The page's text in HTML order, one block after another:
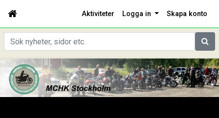
Aktiviteter Logga in Skapa konto
Sök